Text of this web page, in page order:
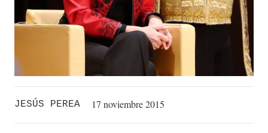
JESÚS PEREA 17 noviembre 2015